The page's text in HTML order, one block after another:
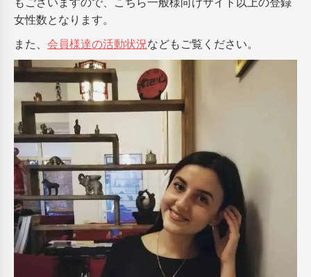
もございますので、こちら一般様向けサイト以上の登録
女性数となります。
また、 会員様達の活動状況などもご覧ください。